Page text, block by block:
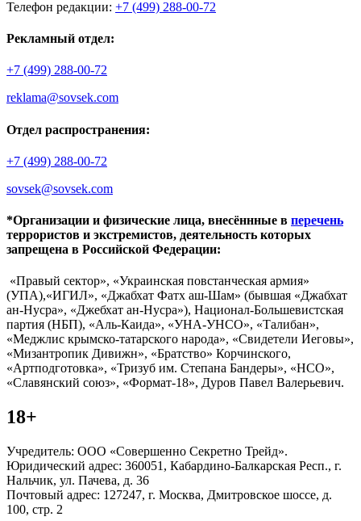
Телефон редакции: +7 (499) 288-00-72
Рекламный отдел:
+7 (499) 288-00-72
reklama@sovsek.com
Отдел распространения:
+7 (499) 288-00-72
sovsek@sovsek.com
*Организации и физические лица, внесённные в перечень
террористов и экстремистов, деятельность которых
запрещена в Российской Федерации:
«Правый сектор», «Украинская повстанческая армия»
(УПА),«ИГИЛ», «Джабхат Фатх аш-Шам» (бывшая «Джабхат
ан-Нусра», «Джебхат ан-Нусра»), Национал-Большевистская
партия (НБП), «Аль-Каида», «УНА-УНСО», «Талибан»,
«Меджлис крымско-татарского народа», «Свидетели Иеговы»,
«Мизантропик Дивижн», «Братство» Корчинского,
«Артподготовка», «Тризуб им. Степана Бандеры», «НСО»,
«Славянский союз», «Формат-18», Дуров Павел Валерьевич.
18+
Учредитель: ООО «Совершенно Секретно Трейд».
Юридический адрес: 360051, Кабардино-Балкарская Респ., г.
Нальчик, ул. Пачева, д. 36
Почтовый адрес: 127247, г. Москва, Дмитровское шоссе, д.
100, стр. 2